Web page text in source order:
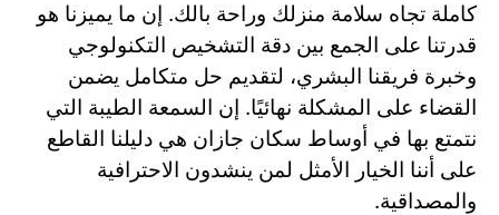
كاملة تجاه سلامة منزلك وراحة بالك. إن ما يميزنا هو
قدرتنا على الجمع بين دقة التشخيص التكنولوجي
وخبرة فريقنا البشري، لتقديم حل متكامل يضمن
القضاء على المشكلة نهائيًا. إن السمعة الطيبة التي
نتمتع بها في أوساط سكان جازان هي دليلنا القاطع
على أننا الخيار الأمثل لمن ينشدون الاحترافية
والمصداقية.